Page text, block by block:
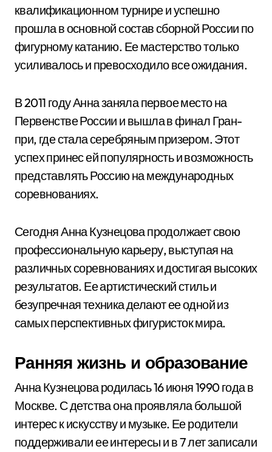
квалификационном турнире и успешно
прошла в основной состав сборной России по
фигурному катанию. Ее мастерство только
усиливалось и превосходило все ожидания.
В 2011 году Анна заняла первое место на
Первенстве России и вышла в финал Гран-
при, где стала серебряным призером. Этот
успех принес ей популярность и возможность
представлять Россию на международных
соревнованиях.
Сегодня Анна Кузнецова продолжает свою
профессиональную карьеру, выступая на
различных соревнованиях и достигая высоких
результатов. Ее артистический стиль и
безупречная техника делают ее одной из
самых перспективных фигуристок мира.
Ранняя жизнь и образование
Анна Кузнецова родилась 16 июня 1990 года в
Москве. С детства она проявляла большой
интерес к искусству и музыке. Ее родители
поддерживали ее интересы и в 7 лет записали